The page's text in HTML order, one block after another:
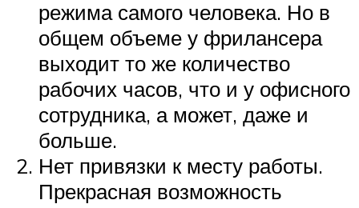
режима самого человека. Но в
общем объеме у фрилансера
выходит то же количество
рабочих часов, что и у офисного
сотрудника, а может, даже и
больше.
Нет привязки к месту работы.
Прекрасная возможность